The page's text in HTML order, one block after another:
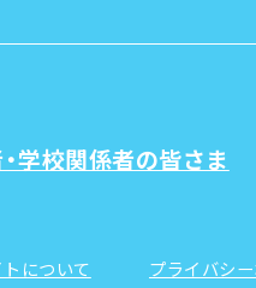
学校関係者の皆さま
について プライバシ